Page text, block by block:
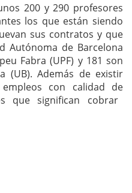
200 y 290 profesores
los que están siendo
sus contratos y que
Autónoma de Barcelona
Fabra (UPF) y 181 son
(UB). Además de existir
con calidad de
que significan cobrar